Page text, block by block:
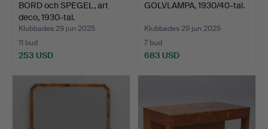
BORD och SPEGEL, art
deco, 1930-tal.
Klubbades 29 jun 2025
11 bud
253 USD
GOLVLAMPA, 1930/40-tal.
Klubbades 29 jun 2025
7 bud
683 USD